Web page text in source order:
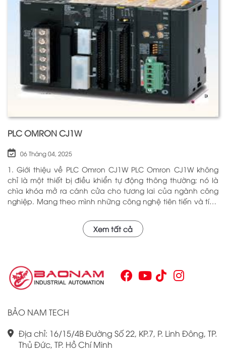
rơ le điện tử có khả năng xử lý và phản hồi nhanh chóng,
nhằm nâng cao hiệu suất hoạt động và độ an toàn cho
các hệ thống mà nó kiểm soát. N
PLC OMRON CJ1W
06 Tháng 04, 2025
1. Giới thiệu về PLC Omron CJ1W PLC Omron CJ1W không
chỉ là một thiết bị điều khiển tự động thông thường; nó là
chìa khóa mở ra cánh cửa cho tương lai của ngành công
nghiệp. Mang theo mình những công nghệ tiên tiến và tính
mình qua nhiều năm phục vụ trong nhiều lĩnh vực khác
nhau. Với khả năng hoạt động ổn định và hiệu quả, sản
Chính vì vậy, việc nắm vững những thông tin cơ bản về PLC
Omron CJ1W là điều cần thiết cho bất kỳ ai muốn cải thiện
hiệu suất công việc của mình.
Xem tất cả
BẢO NAM TECH
Địa chỉ: 16/15/4B Đường Số 22, KP.7, P. Linh Đông, TP.
Thủ Đức, TP. Hồ Chí Minh